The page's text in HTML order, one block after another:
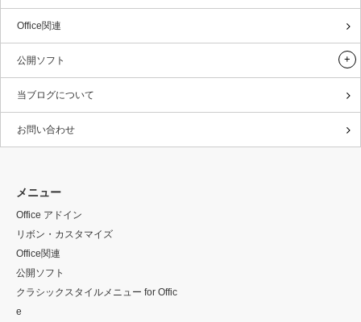
Office関連
公開ソフト
当ブログについて
お問い合わせ
メニュー
Office アドイン
リボン・カスタマイズ
Office関連
公開ソフト
クラシックスタイルメニュー for Offic
e